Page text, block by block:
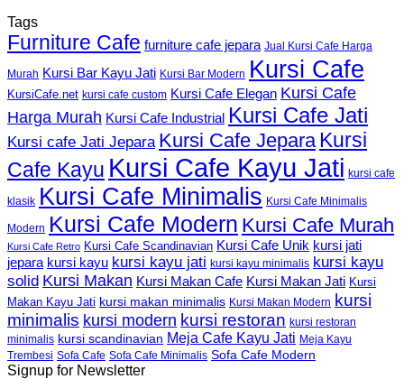
Tags
Furniture Cafe furniture cafe jepara Jual Kursi Cafe Harga
Murah Kursi Bar Kayu Jati Kursi Bar Modern Kursi Cafe
KursiCafe.net kursi cafe custom Kursi Cafe Elegan Kursi Cafe
Harga Murah Kursi Cafe Industrial Kursi Cafe Jati
Kursi cafe Jati Jepara Kursi Cafe Jepara Kursi
Cafe Kayu Kursi Cafe Kayu Jati kursi cafe
klasik Kursi Cafe Minimalis Kursi Cafe Minimalis
Modern Kursi Cafe Modern Kursi Cafe Murah
Kursi Cafe Retro Kursi Cafe Scandinavian Kursi Cafe Unik kursi jati
jepara kursi kayu kursi kayu jati kursi kayu minimalis kursi kayu
solid Kursi Makan Kursi Makan Cafe Kursi Makan Jati Kursi
Makan Kayu Jati kursi makan minimalis Kursi Makan Modern kursi
minimalis kursi modern kursi restoran kursi restoran
minimalis kursi scandinavian Meja Cafe Kayu Jati Meja Kayu
Trembesi Sofa Cafe Sofa Cafe Minimalis Sofa Cafe Modern
Signup for Newsletter